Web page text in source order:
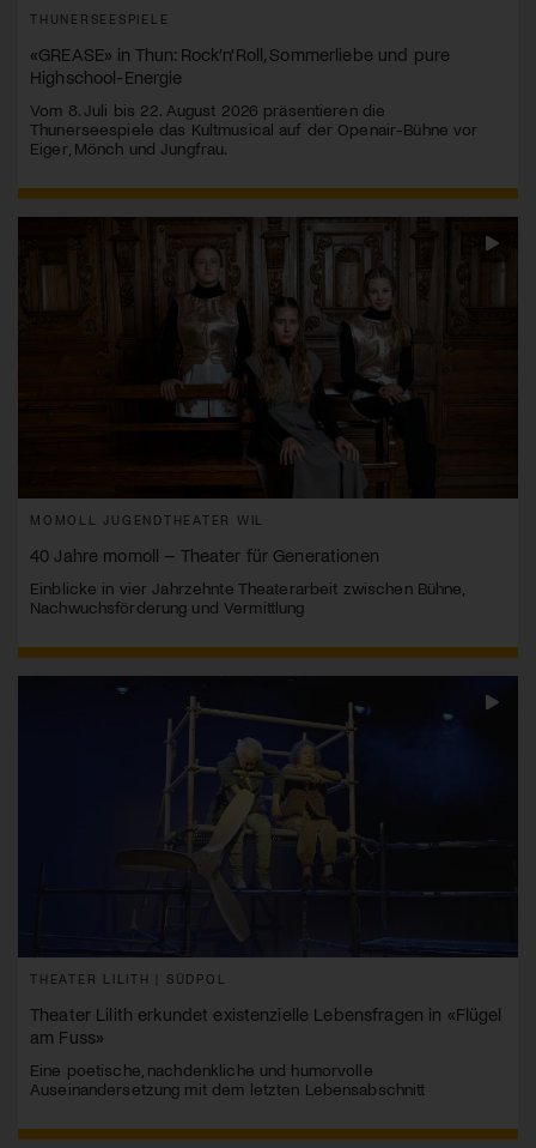
THUNERSEESPIELE
«GREASE» in Thun: Rock’n’Roll, Sommerliebe und pure
Highschool-Energie
Vom 8. Juli bis 22. August 2026 präsentieren die
Thunerseespiele das Kultmusical auf der Openair-Bühne vor
Eiger, Mönch und Jungfrau.
MOMOLL JUGENDTHEATER WIL
40 Jahre momoll – Theater für Generationen
Einblicke in vier Jahrzehnte Theaterarbeit zwischen Bühne,
Nachwuchsförderung und Vermittlung
THEATER LILITH | SÜDPOL
Theater Lilith erkundet existenzielle Lebensfragen in «Flügel
am Fuss»
Eine poetische, nachdenkliche und humorvolle
Auseinandersetzung mit dem letzten Lebensabschnitt